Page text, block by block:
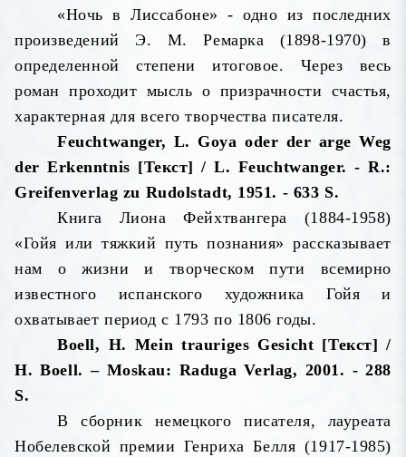
«Ночь в Лиссабоне» - одно из последних
произведений Э. М. Ремарка (1898-1970) в
определенной степени итоговое. Через весь
роман проходит мысль о призрачности счастья,
характерная для всего творчества писателя.
Feuchtwanger, L. Goya oder der arge Weg
der Erkenntnis [Текст] / L. Feuchtwanger. - R.:
Greifenverlag zu Rudolstadt, 1951. - 633 S.
Книга Лиона Фейхтвангера (1884-1958)
«Гойя или тяжкий путь познания» рассказывает
нам о жизни и творческом пути всемирно
известного испанского художника Гойя и
охватывает период с 1793 по 1806 годы.
Boell, H. Mein trauriges Gesicht [Текст] /
H. Boell. – Moskau: Raduga Verlag, 2001. - 288
S.
В сборник немецкого писателя, лауреата
Нобелевской премии Генриха Белля (1917-1985)